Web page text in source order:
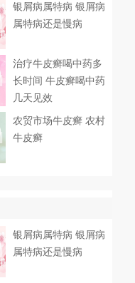
银屑病属特病 银屑病
属特病还是慢病
治疗牛皮癣喝中药多
长时间 牛皮癣喝中药
几天见效
农贸市场牛皮癣 农村
牛皮癣
银屑病属特病 银屑病
属特病还是慢病